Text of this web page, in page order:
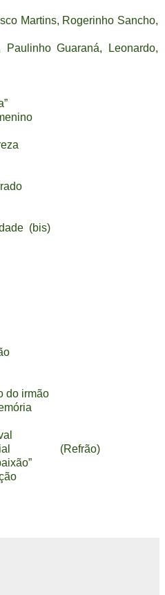
Martins, Rogerinho Sancho,
Paulinho Guaraná, Leonardo,
(bis)
do irmão
genial (Refrão)